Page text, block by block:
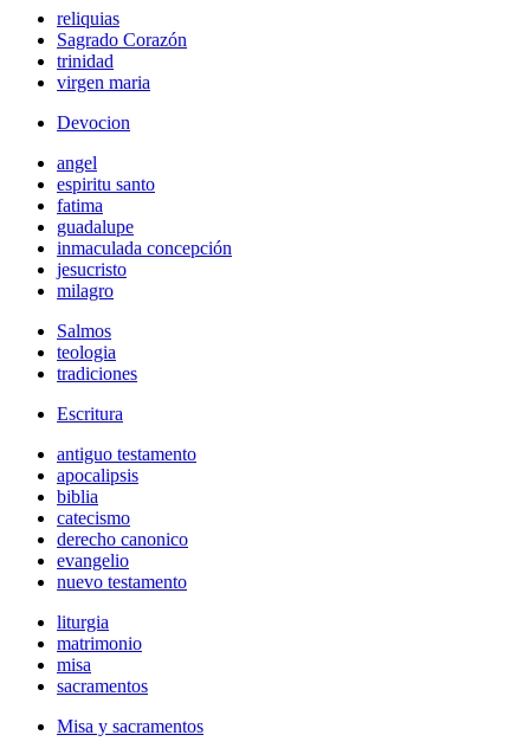
reliquias
Sagrado Corazón
trinidad
virgen maria
Devocion
angel
espiritu santo
fatima
guadalupe
inmaculada concepción
jesucristo
milagro
Salmos
teologia
tradiciones
Escritura
antiguo testamento
apocalipsis
biblia
catecismo
derecho canonico
evangelio
nuevo testamento
liturgia
matrimonio
misa
sacramentos
Misa y sacramentos